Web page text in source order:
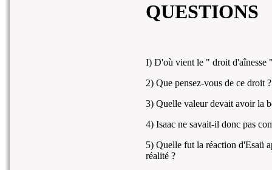
QUESTIONS
I) D'où vient le " droit d'aînesse
2) Que pensez-vous de ce droit ?
3) Quelle valeur devait avoir la
4) Isaac ne savait-il donc pas
5) Quelle fut la réaction d'Esaü
réalité ?